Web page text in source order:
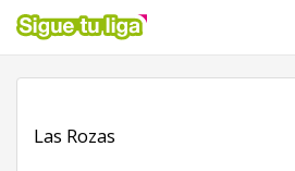
Las Rozas